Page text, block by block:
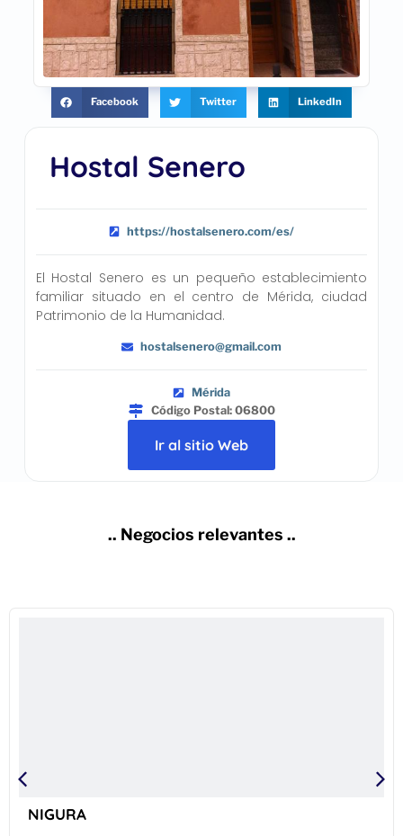
Hostal Senero
https://hostalsenero.com/es/
El Hostal Senero es un pequeño establecimiento
familiar situado en el centro de Mérida, ciudad
Patrimonio de la Humanidad.
hostalsenero@gmail.com
Mérida
Código Postal: 06800
Ir al sitio Web
Facebook Twitter LinkedIn
.. Negocios relevantes ..
NIGURA